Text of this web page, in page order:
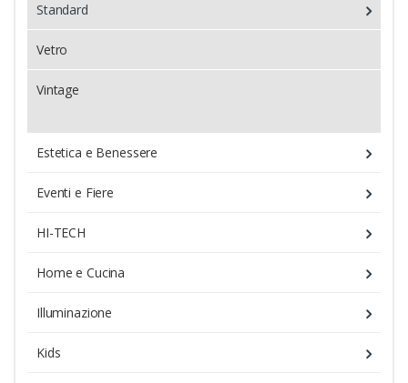
Standard
Vetro
Vintage
Estetica e Benessere
Eventi e Fiere
HI-TECH
Home e Cucina
Illuminazione
Kids